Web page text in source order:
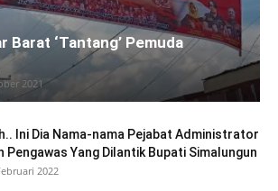
Barat ‘Tantang’ Pemuda
2021
Ini Dia Nama-nama Pejabat Administrator
Pengawas Yang Dilantik Bupati Simalungun
2022